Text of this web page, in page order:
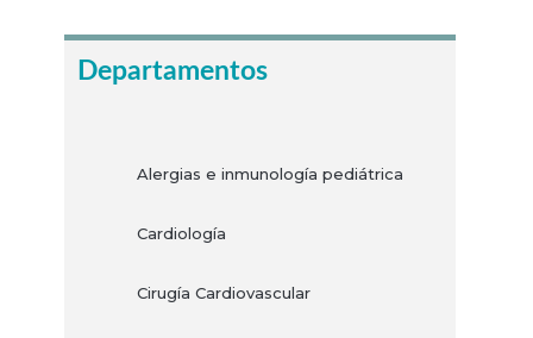
Departamentos
Alergias e inmunología pediátrica
Cardiología
Cirugía Cardiovascular